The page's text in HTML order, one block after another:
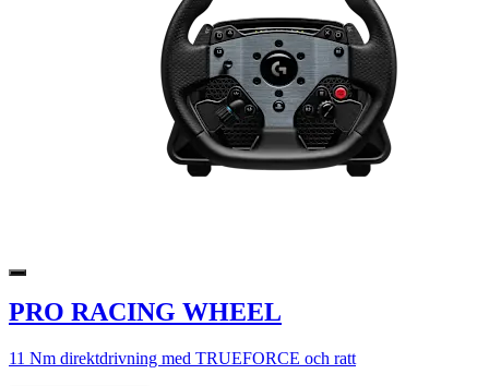
PRO RACING WHEEL
11 Nm direktdrivning med TRUEFORCE och ratt